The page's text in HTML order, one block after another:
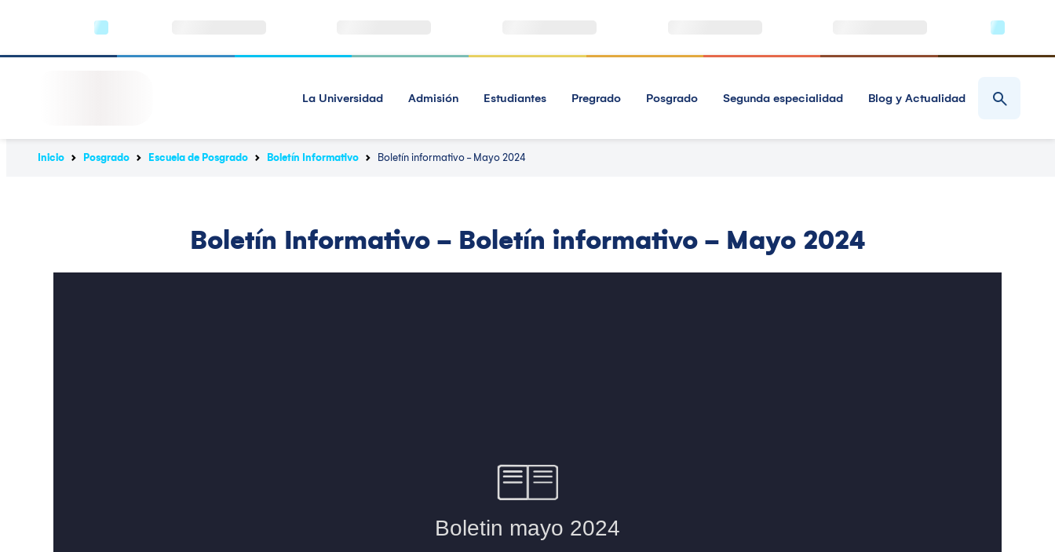
La Universidad Admisión Estudiantes Pregrado Posgrado Segunda especialidad Blog y Actualidad
Inicio Posgrado Escuela de Posgrado Boletín Informativo Boletín informativo - Mayo 2024
Boletín Informativo - Boletín informativo - Mayo 2024